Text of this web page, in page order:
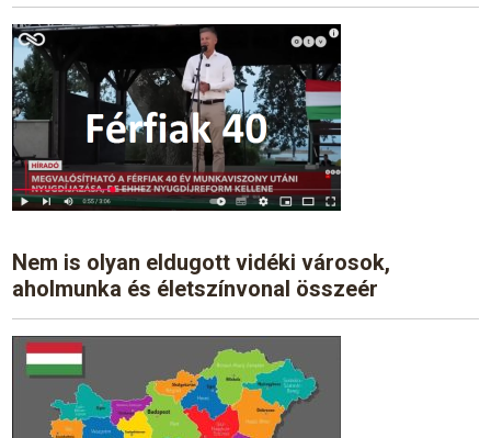
Nem is olyan eldugott vidéki városok,
aholmunka és életszínvonal összeér